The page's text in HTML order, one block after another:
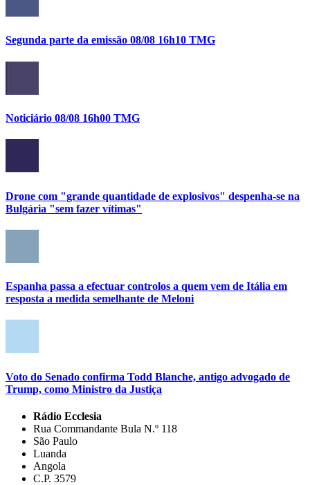
Segunda parte da emissão 08/08 16h10 TMG
Noticiário 08/08 16h00 TMG
Drone com "grande quantidade de explosivos" despenha-se na
Bulgária "sem fazer vítimas"
Espanha passa a efectuar controlos a quem vem de Itália em
resposta a medida semelhante de Meloni
Voto do Senado confirma Todd Blanche, antigo advogado de
Trump, como Ministro da Justiça
Rádio Ecclesia
Rua Commandante Bula N.º 118
São Paulo
Luanda
Angola
C.P. 3579